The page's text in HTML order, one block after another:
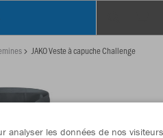
JAKO Veste à capuche Challenge
analyser les données de nos